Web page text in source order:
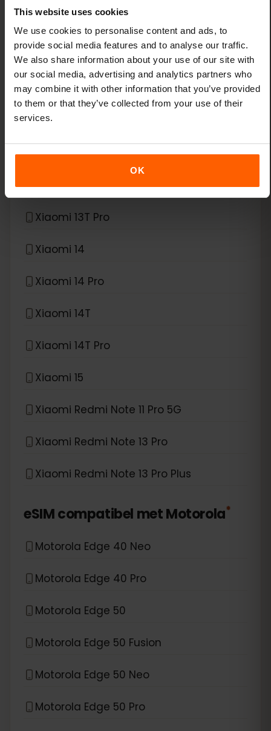
This website uses cookies
We use cookies to personalise content and ads, to
provide social media features and to analyse our traffic.
We also share information about your use of our site with
our social media, advertising and analytics partners who
may combine it with other information that you’ve provided
to them or that they’ve collected from your use of their
services.
OK
Google Pixel Fold
eSIM compatibel metXiaomi*
Xiaomi 12T Pro
Xiaomi 13
Xiaomi 13 Lite
Xiaomi 13 Pro
Xiaomi 13T Pro
Xiaomi 14
Xiaomi 14 Pro
Xiaomi 14T
Xiaomi 14T Pro
Xiaomi 15
Xiaomi Redmi Note 11 Pro 5G
Xiaomi Redmi Note 13 Pro
Xiaomi Redmi Note 13 Pro Plus
eSIM compatibel metMotorola*
Motorola Edge 40 Neo
Motorola Edge 40 Pro
Motorola Edge 50
Motorola Edge 50 Fusion
Motorola Edge 50 Neo
Motorola Edge 50 Pro